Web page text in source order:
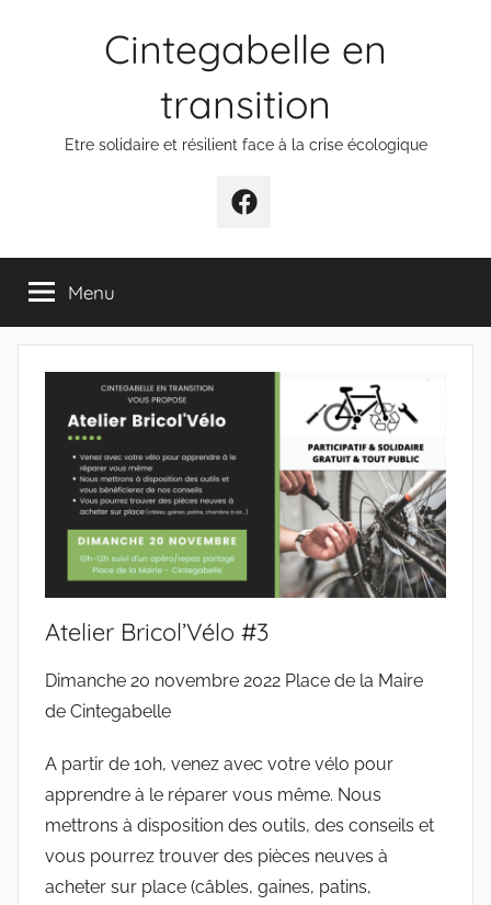
Cintegabelle en
transition
Etre solidaire et résilient face à la crise écologique
Facebook
Menu
Atelier Bricol’Vélo #3
Dimanche 20 novembre 2022 Place de la Maire
de Cintegabelle
A partir de 10h, venez avec votre vélo pour
apprendre à le réparer vous même. Nous
mettrons à disposition des outils, des conseils et
vous pourrez trouver des pièces neuves à
acheter sur place (câbles, gaines, patins,